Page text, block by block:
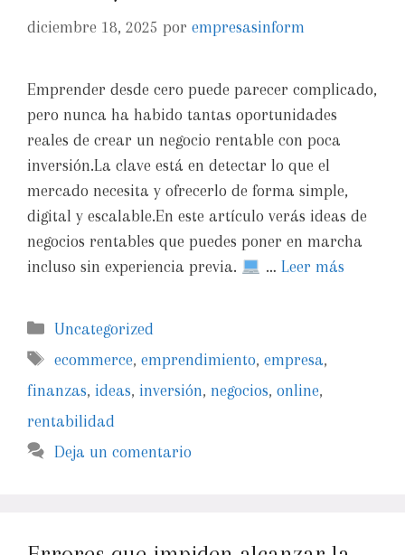
diciembre 18, 2025 por empresasinform
Emprender desde cero puede parecer complicado,
pero nunca ha habido tantas oportunidades
reales de crear un negocio rentable con poca
inversión.La clave está en detectar lo que el
mercado necesita y ofrecerlo de forma simple,
digital y escalable.En este artículo verás ideas de
negocios rentables que puedes poner en marcha
incluso sin experiencia previa.
… Leer más
Uncategorized
ecommerce,emprendimiento,empresa,
finanzas, ideas, inversión, negocios, online,
rentabilidad
Deja un comentario